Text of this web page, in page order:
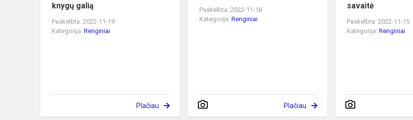
knygų galią
Paskelbta: 2022-11-19
Kategorija: Renginiai
Plačiau
Paskelbta: 2022-11-18
Kategorija:Renginiai
Plačiau
savaitė
Paskelbta: 2022-11-15
Kategorija:Renginiai